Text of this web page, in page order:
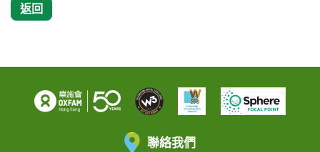
返回
聯絡我們